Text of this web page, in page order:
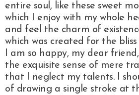
entire soul, like these sweet
which I enjoy with my whole
and feel the charm of
which was created for the bliss
I am so happy, my dear
the exquisite sense of mere
that I neglect my talents. I
of drawing a single stroke at